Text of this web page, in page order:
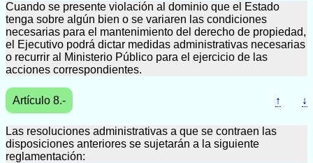
Cuando se presente violación al dominio que el Estado
tenga sobre algún bien o se variaren las condiciones
necesarias para el mantenimiento del derecho de propiedad,
el Ejecutivo podrá dictar medidas administrativas necesarias
o recurrir al Ministerio Público para el ejercicio de las
acciones correspondientes.
Artículo 8.- ↑ ↓
Las resoluciones administrativas a que se contraen las
disposiciones anteriores se sujetarán a la siguiente
reglamentación: